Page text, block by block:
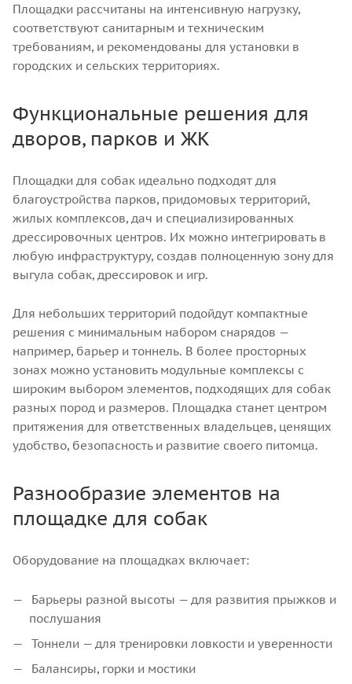
Площадки рассчитаны на интенсивную нагрузку,
соответствуют санитарным и техническим
требованиям, и рекомендованы для установки в
городских и сельских территориях.
Функциональные решения для
дворов, парков и ЖК
Площадки для собак идеально подходят для
благоустройства парков, придомовых территорий,
жилых комплексов, дач и специализированных
дрессировочных центров. Их можно интегрировать в
любую инфраструктуру, создав полноценную зону для
выгула собак, дрессировок и игр.
Для небольших территорий подойдут компактные
решения с минимальным набором снарядов —
например, барьер и тоннель. В более просторных
зонах можно установить модульные комплексы с
широким выбором элементов, подходящих для собак
разных пород и размеров. Площадка станет центром
притяжения для ответственных владельцев, ценящих
удобство, безопасность и развитие своего питомца.
Разнообразие элементов на
площадке для собак
Оборудование на площадках включает:
Барьеры разной высоты — для развития прыжков и
послушания
Тоннели — для тренировки ловкости и уверенности
Балансиры, горки и мостики